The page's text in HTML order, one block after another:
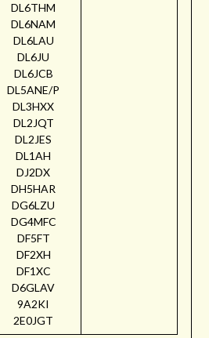
DL6THM
DL6NAM
DL6LAU
DL6JU
DL6JCB
DL5ANE/P
DL3HXX
DL2JQT
DL2JES
DL1AH
DJ2DX
DH5HAR
DG6LZU
DG4MFC
DF5FT
DF2XH
DF1XC
D6GLAV
9A2KI
2E0JGT